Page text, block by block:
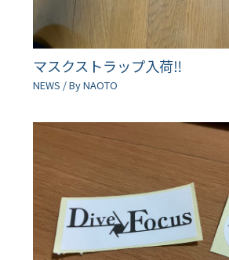
マスクストラップ入荷‼︎
NEWS / ByNAOTO